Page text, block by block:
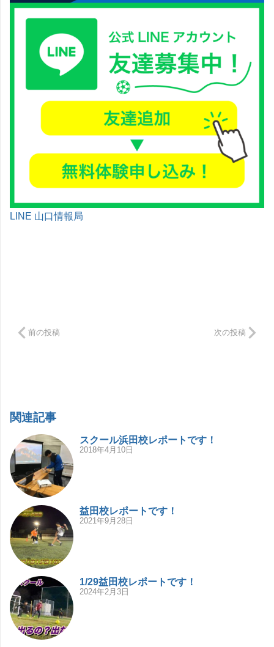
LINE 山口情報局
前の投稿 次の投稿
関連記事
スクール浜田校レポートです！
2018年4月10日
益田校レポートです！
2021年9月28日
1/29益田校レポートです！
2024年2月3日